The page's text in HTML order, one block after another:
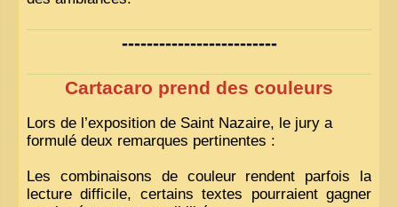
-------------------------
Cartacaro prend des couleurs
Lors de l’exposition de Saint Nazaire, le jury a
formulé deux remarques pertinentes :
Les combinaisons de couleur rendent parfois la
lecture difficile, certains textes pourraient gagner